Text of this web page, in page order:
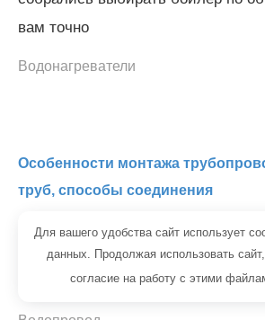
вам точно
Водонагреватели
Особенности монтажа
труб, способы соединения
Регистр отопления из двух труб
регистр отопления, состоящий из
необходимо максимально
Для вашего удобства сайт использует
данных. Продолжая использовать
согласие на работу с этими